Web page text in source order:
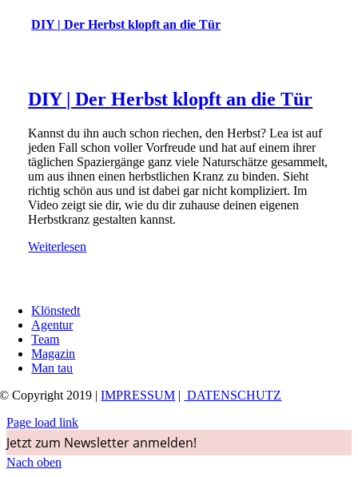
DIY | Der Herbst klopft an die Tür
DIY | Der Herbst klopft an die Tür
Kannst du ihn auch schon riechen, den Herbst? Lea ist auf
jeden Fall schon voller Vorfreude und hat auf einem ihrer
täglichen Spaziergänge ganz viele Naturschätze gesammelt,
um aus ihnen einen herbstlichen Kranz zu binden. Sieht
richtig schön aus und ist dabei gar nicht kompliziert. Im
Video zeigt sie dir, wie du dir zuhause deinen eigenen
Herbstkranz gestalten kannst.
Weiterlesen
Klönstedt
Agentur
Team
Magazin
Man tau
© Copyright 2019 |IMPRESSUM | DATENSCHUTZ
Page load link
Jetzt zum Newsletter anmelden!
Nach oben